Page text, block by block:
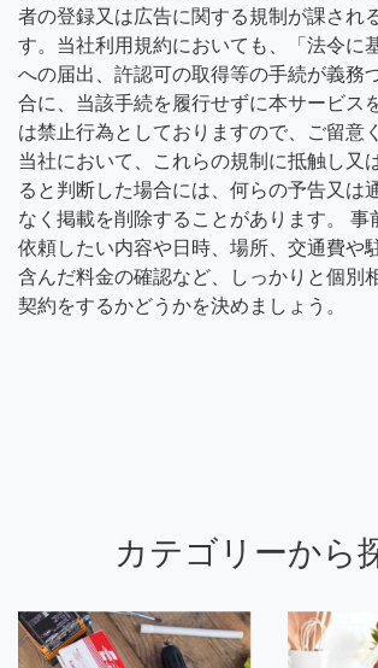
者の登録又は広告に関する規制が課され
す。当社利用規約においても、「法令に
への届出、許認可の取得等の手続が義務
合に、当該手続を履行せずに本サービス
は禁止行為としておりますので、ご留意
当社において、これらの規制に抵触し又
ると判断した場合には、何らの予告又は
なく掲載を削除することがあります。 事
依頼したい内容や日時、場所、交通費や
含んだ料金の確認など、しっかりと個別
契約をするかどうかを決めましょう。
カテゴリーから